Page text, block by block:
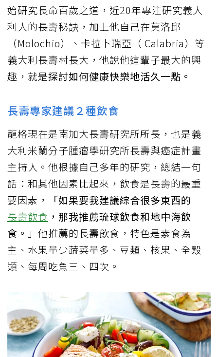
始研究長命百歲之道，近20年專注研究義大
利人的長壽秘訣，加上他自己在莫洛邱
（Molochio）、卡拉卜瑞亞（ Calabria）等
義大利長壽村長大，他說他這輩子最大的興
趣，就是探討如何健康快樂地活久一點。
長壽專家建議２種飲食
龍格現在是南加大長壽研究所所長，也是義
大利米蘭分子腫瘤學研究所長壽與癌症計畫
主持人。他根據自己多年的研究，總結一句
話：和其他因素比起來，飲食是長壽的最重
要因素，
「如果要我建議綜合很多東西的
長壽飲食 ，那我推薦琉球飲食和地中海飲
食。 」他推薦的長壽飲食，特色是素食為
主、水果量少蔬菜量多、豆類、核果、全穀
類、每周吃魚三、四次。